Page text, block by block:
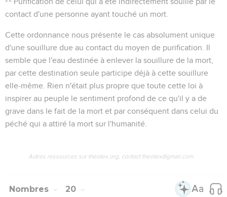
contact d'une personne ayant touché un mort.
Cette ordonnance nous présente le cas absolument unique
d'une souillure due au contact du moyen de purification. Il
semble que l'eau destinée à enlever la souillure de la mort,
par cette destination seule participe déjà à cette souillure
elle-même. Rien n'était plus propre que toute cette loi à
inspirer au peuple le sentiment profond de ce qu'il y a de
grave dans le fait de la mort et par conséquent dans celui du
péché qui a attiré la mort sur l'humanité.
Autres ressources sur theotex.org, contact theotex@gmail.com
Nombres 20